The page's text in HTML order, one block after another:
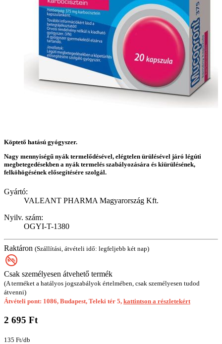
Köptető hatású gyógyszer.
Nagy mennyiségű nyák termelődésével, elégtelen ürülésével járó légúti
megbetegedésekben a nyák termelés szabályozására és kiürülésének,
felköhögésének elősegítésére szolgál.
Gyártó:
VALEANT PHARMA Magyarország Kft.
Nyilv. szám:
OGYI-T-1380
Raktáron (Szállítási, átvételi idő: legfeljebb két nap)
Csak személyesen átvehető termék
(A terméket a hatályos jogszabályok értelmében, csak személyesen tudod
átvenni)
Átvételi pont: 1086, Budapest, Teleki tér 5, kattintson a részletekért
2 695 Ft
135 Ft/db